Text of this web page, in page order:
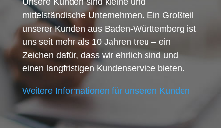
mittelständische Unternehmen. Ein Großteil
unserer Kunden aus Baden-Württemberg ist
uns seit mehr als 10 Jahren treu – ein
Zeichen dafür, dass wir ehrlich sind und
einen langfristigen Kundenservice bieten.
Weitere Informationen für unseren Kunden